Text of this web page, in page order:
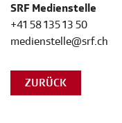
SRF Medienstelle
+41 58 135 13 50
medienstelle@srf.ch
ZURÜCK